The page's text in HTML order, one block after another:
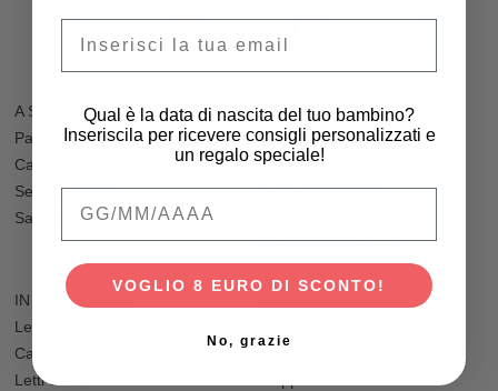
A SPASSO
Passeggini Gemellari
Carrozzine e Navicelle
Seggiolini Auto
Sacchi Passeggino
PER IL LETTINO
Riduttori Lettino
Paracolpi
Set Copripiumino
Lenzuola e Federe
IN CAMERETTA
Letti Montessoriani
Cassettiere
Letti e Culle
Qual è la data di nascita del tuo bambino?
Inseriscila per ricevere consigli personalizzati e
un regalo speciale!
VOGLIO 8 EURO DI SCONTO!
No, grazie